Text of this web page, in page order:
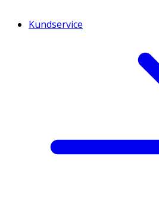
Kundservice